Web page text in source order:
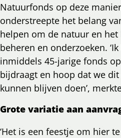
Natuurfonds op deze
onderstreepte het belang
helpen om de natuur en
beheren en onderzoeken.
inmiddels 45-jarige fonds
bijdraagt en hoop dat we
kunnen blijven doen’,
Grote variatie aan
‘Het is een feestje om hier